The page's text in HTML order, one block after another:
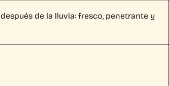
de la lluvia: fresco, penetrante y